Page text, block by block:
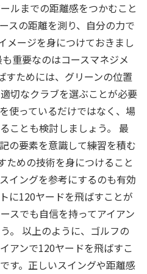
ルまでの距離感をつかむこと
スの距離を測り、自分の力で
メージを身につけておきまし
重要なのはコースマネジメ
すためには、グリーンの位置
切なクラブを選ぶことが必要
使っているだけではなく、場
ことも検討しましょう。 最
の要素を意識して練習を積む
ための技術を身につけること
イングを参考にするのも有効
に120ヤードを飛ばすことが
スでも自信を持ってアイアン
。 以上のように、ゴルフの
アンで120ヤードを飛ばすこ
す。正しいスイングや距離感